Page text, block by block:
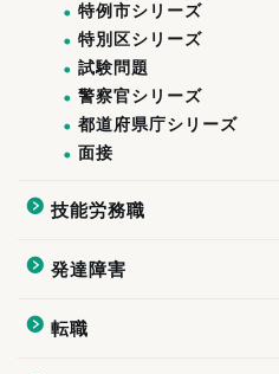
特例市シリーズ
特別区シリーズ
試験問題
警察官シリーズ
都道府県庁シリーズ
面接
技能労務職
発達障害
転職